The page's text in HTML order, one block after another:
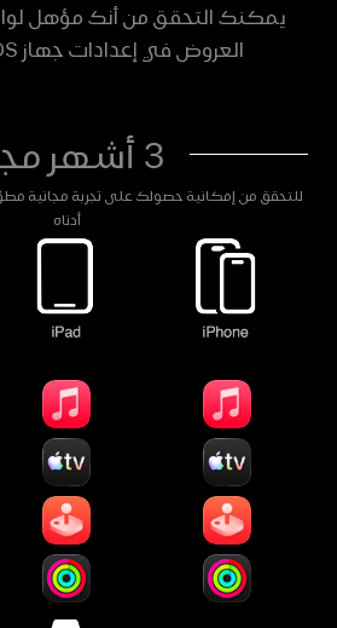
يمكنك التحقق من أنك مؤهل
العروض في إعدادات جهاز iOS الخاص بك.
3 أشهر مجانًا
للتحقق من إمكانية حصولك على تجربة مجانية
أدناه